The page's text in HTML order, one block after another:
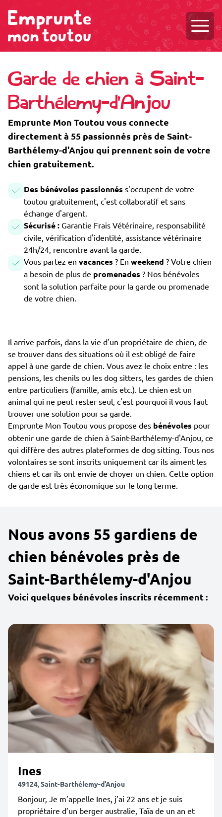
Garde de chien à Saint-
Barthélemy-d'Anjou
Emprunte Mon Toutou vous connecte
directement à 55 passionnés près de Saint-
Barthélemy-d'Anjou qui prennent soin de votre
chien gratuitement.
Des bénévoles passionnés s'occupent de votre
toutou gratuitement, c'est collaboratif et sans
échange d'argent.
Sécurisé : Garantie Frais Vétérinaire, responsabilité
civile, vérification d'identité, assistance vétérinaire
24h/24, rencontre avant la garde.
Vous partez en vacances ? En weekend ? Votre chien
a besoin de plus de promenades ? Nos bénévoles
sont la solution parfaite pour la garde ou promenade
de votre chien.
Il arrive parfois, dans la vie d'un propriétaire de chien, de
se trouver dans des situations où il est obligé de faire
appel à une garde de chien. Vous avez le choix entre : les
pensions, les chenils ou les dog sitters, les gardes de chien
entre particuliers (famille, amis etc.). Le chien est un
animal qui ne peut rester seul, c'est pourquoi il vous faut
trouver une solution pour sa garde.
Emprunte Mon Toutou vous propose des bénévoles pour
obtenir une garde de chien à Saint-Barthélemy-d'Anjou, ce
qui diffère des autres plateformes de dog sitting. Tous nos
volontaires se sont inscrits uniquement car ils aiment les
chiens et car ils ont envie de choyer un chien. Cette option
de garde est très économique sur le long terme.
Nous avons 55 gardiens de
chien bénévoles près de
Saint-Barthélemy-d'Anjou
Voici quelques bénévoles inscrits récemment :
Ines
49124, Saint-Barthélemy-d'Anjou
Bonjour, Je m’appelle Ines, j’ai 22 ans et je suis
propriétaire d’un berger australie, Taïa de un an et